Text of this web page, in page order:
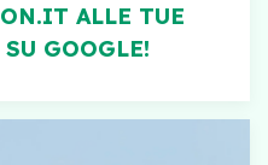
ALLE TUE
GOOGLE!